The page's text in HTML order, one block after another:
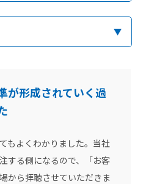
が形成されていく過
もよくわかりました。当社
する側になるので、「お客
から拝聴させていただきま